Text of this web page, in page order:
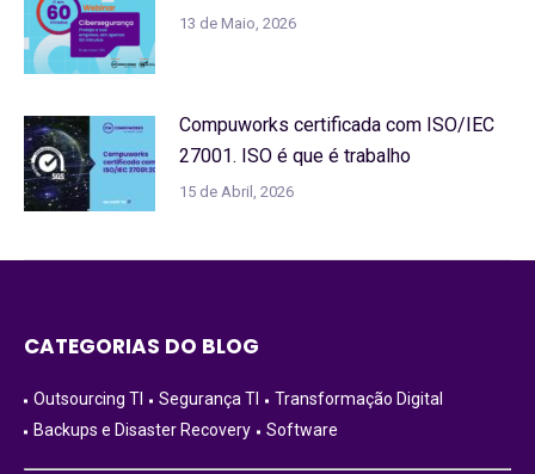
13 de Maio, 2026
Compuworks certificada com ISO/IEC
27001. ISO é que é trabalho
15 de Abril, 2026
CATEGORIAS DO BLOG
Outsourcing TI Segurança TI
Transformação Digital
Backups e Disaster Recovery
Software